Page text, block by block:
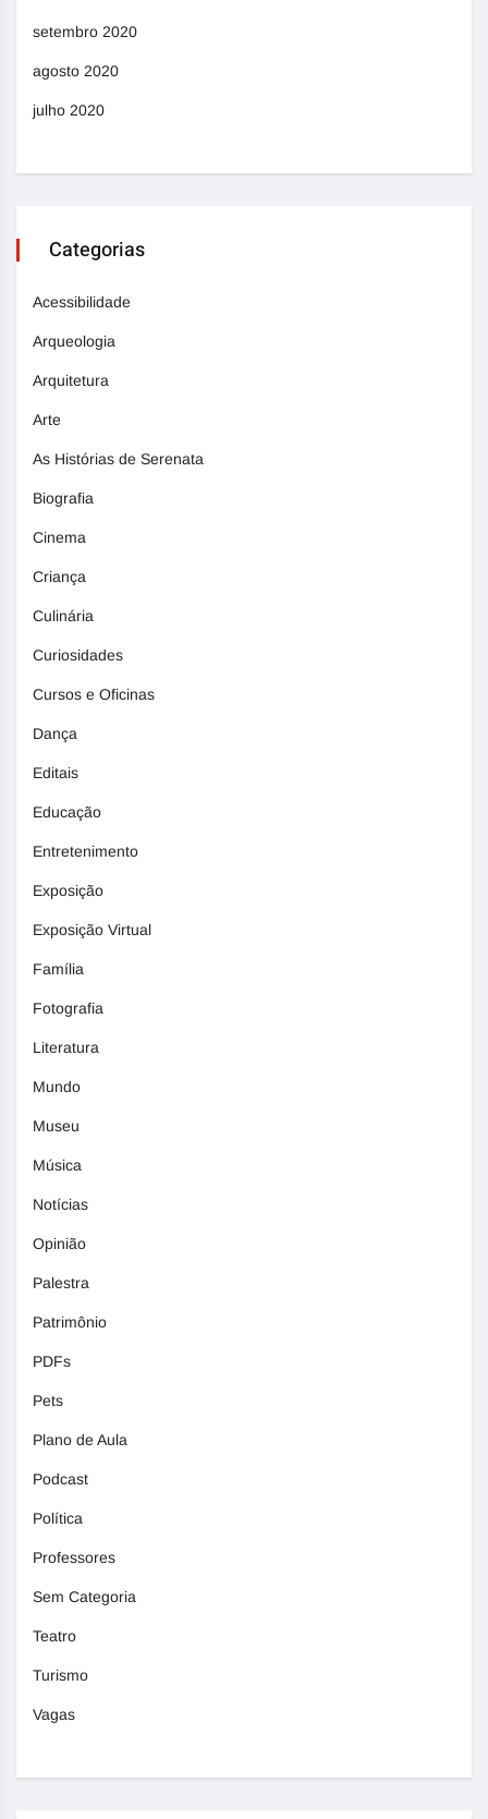
setembro 2020
agosto 2020
julho 2020
Categorias
Acessibilidade
Arqueologia
Arquitetura
Arte
As Histórias de Serenata
Biografia
Cinema
Criança
Culinária
Curiosidades
Cursos e Oficinas
Dança
Editais
Educação
Entretenimento
Exposição
Exposição Virtual
Família
Fotografia
Literatura
Mundo
Museu
Música
Notícias
Opinião
Palestra
Patrimônio
PDFs
Pets
Plano de Aula
Podcast
Política
Professores
Sem Categoria
Teatro
Turismo
Vagas